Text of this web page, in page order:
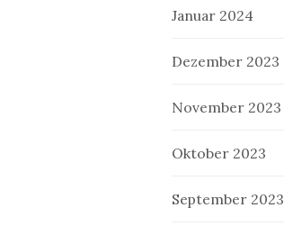
Januar 2024
Dezember 2023
November 2023
Oktober 2023
September 2023